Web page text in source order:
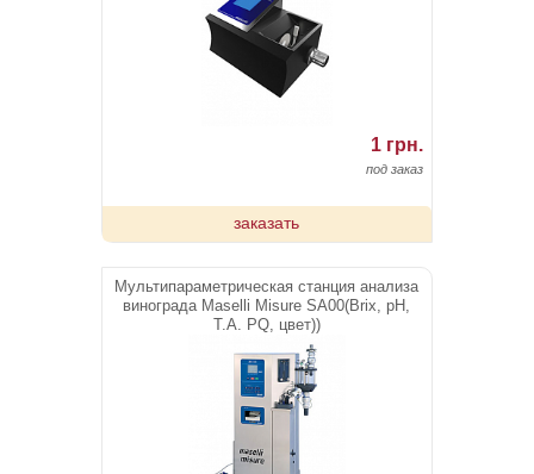
1 грн.
под заказ
заказать
Мультипараметрическая станция анализа
винограда Maselli Misure SA00(Brix, pH,
T.A. PQ, цвет))